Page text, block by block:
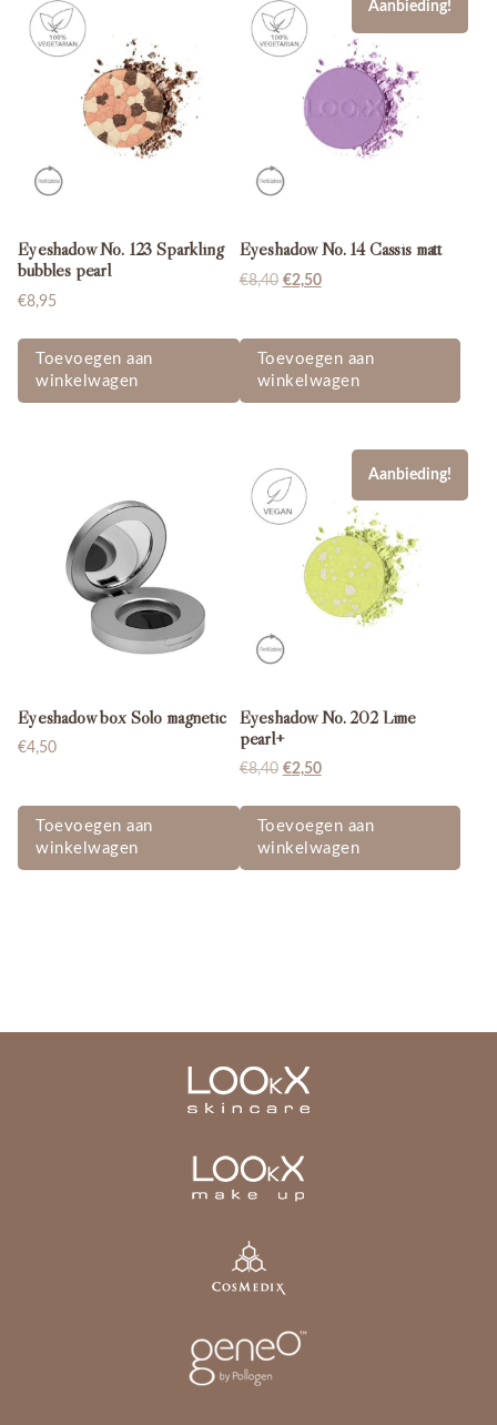
Eyeshadow No. 123 Sparkling
bubbles pearl
€8,95
Toevoegen aan
winkelwagen
Aanbieding!
Eyeshadow No. 14 Cassis matt
€8,40 Oorspronkelijke
€2,50Huidige
Toevoegen aan
winkelwagen
Eyeshadow box Solo magnetic
€4,50
Toevoegen aan
winkelwagen
Aanbieding!
Eyeshadow No. 202 Lime
pearl+
€8,40 Oorspronkelijke
€8,40.
€2,50Huidige
€2,50.
Toevoegen aan
winkelwagen